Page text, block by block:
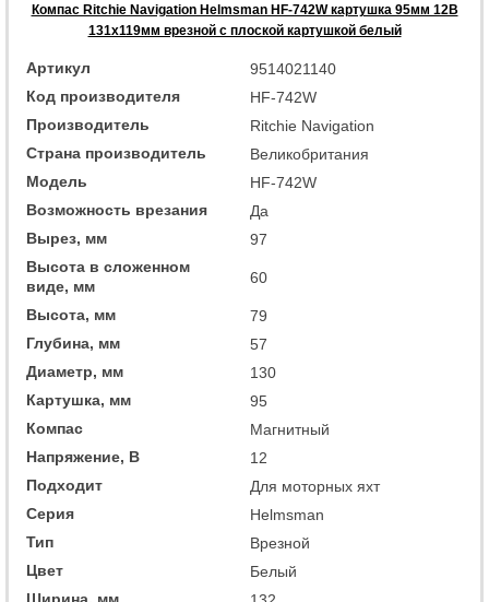
Компас Ritchie Navigation Helmsman HF-742W картушка 95мм 12В
131x119мм врезной с плоской картушкой белый
Артикул
9514021140
Код производителя
HF-742W
Производитель
Ritchie Navigation
Страна производитель
Великобритания
Модель
HF-742W
Возможность врезания
Да
Вырез, мм
97
Высота в сложенном
виде, мм
60
Высота, мм
79
Глубина, мм
57
Диаметр, мм
130
Картушка, мм
95
Компас
Магнитный
Напряжение, В
12
Подходит
Для моторных яхт
Серия
Helmsman
Тип
Врезной
Цвет
Белый